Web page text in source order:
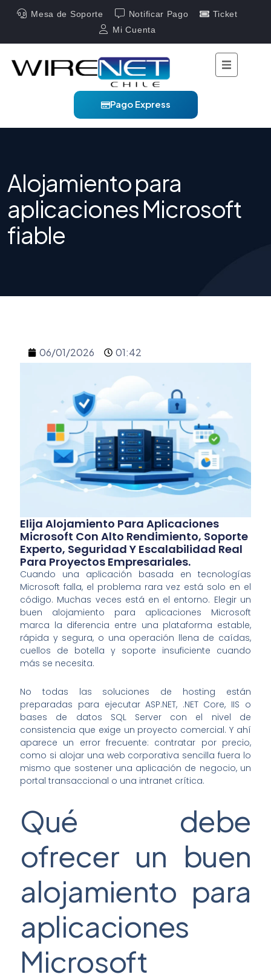
Mesa de Soporte Notificar Pago
Ticket
Mi Cuenta
Pago Express
Alojamiento para
aplicaciones Microsoft
fiable
06/01/2026 01:42
Elija Alojamiento Para Aplicaciones
Microsoft Con Alto Rendimiento, Soporte
Experto, Seguridad Y Escalabilidad Real
Para Proyectos Empresariales.
Cuando una aplicación basada en tecnologías
Microsoft falla, el problema rara vez está solo en el
código. Muchas veces está en el entorno. Elegir un
buen alojamiento para aplicaciones Microsoft
marca la diferencia entre una plataforma estable,
rápida y segura, o una operación llena de caídas,
cuellos de botella y soporte insuficiente cuando
más se necesita.
No todas las soluciones de hosting están
preparadas para ejecutar ASP.NET, .NET Core, IIS o
bases de datos SQL Server con el nivel de
consistencia que exige un proyecto comercial. Y ahí
aparece un error frecuente: contratar por precio,
como si alojar una web corporativa sencilla fuera lo
mismo que sostener una aplicación de negocio, un
portal transaccional o una intranet crítica.
Qué debe
ofrecer un buen
alojamiento para
aplicaciones
Microsoft